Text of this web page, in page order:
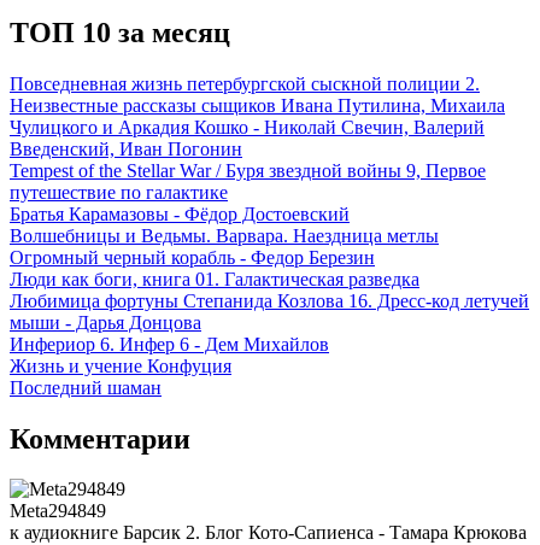
ТОП 10 за месяц
Повседневная жизнь петербургской сыскной полиции 2.
Неизвестные рассказы сыщиков Ивана Путилина, Михаила
Чулицкого и Аркадия Кошко - Николай Свечин, Валерий
Введенский, Иван Погонин
Tempest of the Stellar War / Буря звездной войны 9, Первое
путешествие по галактике
Братья Карамазовы - Фёдор Достоевский
Волшебницы и Ведьмы. Варвара. Наездница метлы
Огромный черный корабль - Федор Березин
Люди как боги, книга 01. Галактическая разведка
Любимица фортуны Степанида Козлова 16. Дресс-код летучей
мыши - Дарья Донцова
Инфериор 6. Инфер 6 - Дем Михайлов
Жизнь и учение Конфуция
Последний шаман
Комментарии
Meta294849
к аудиокниге Барсик 2. Блог Кото-Сапиенса - Тамара Крюкова